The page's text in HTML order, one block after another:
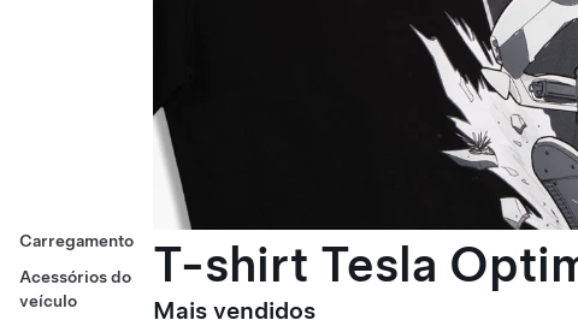
Carregamento
Acessórios do
veículo
T-shirt Tesla
Mais vendidos